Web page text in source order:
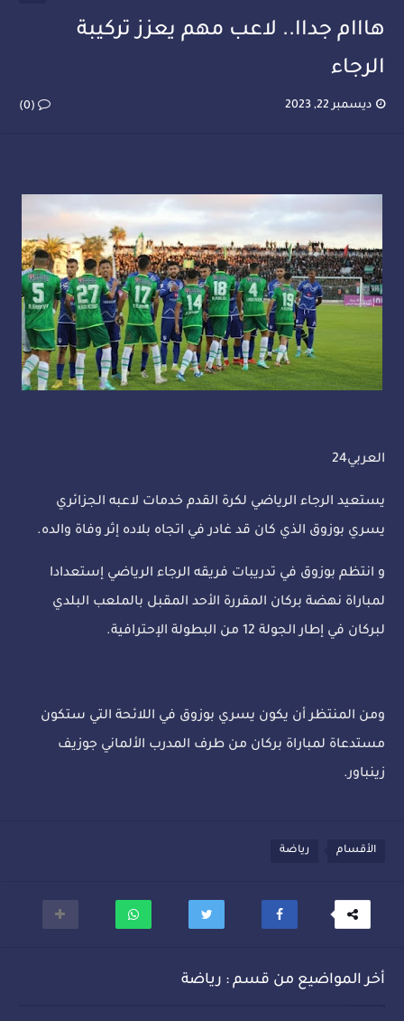
هااام جداا.. لاعب مهم يعزز تركيبة
الرجاء
ديسمبر 22, 2023 (0)
العربي24
يستعيد الرجاء الرياضي لكرة القدم خدمات لاعبه الجزائري
يسري بوزوق الذي كان قد غادر في اتجاه بلاده إثر وفاة والده.
و انتظم بوزوق في تدريبات فريقه الرجاء الرياضي إستعدادا
لمباراة نهضة بركان المقررة الأحد المقبل بالملعب البلدي
لبركان في إطار الجولة 12 من البطولة الإحترافية.
ومن المنتظر أن يكون يسري بوزوق في اللائحة التي ستكون
مستدعاة لمباراة بركان من طرف المدرب الألماني جوزيف
زينباور.
الأقسام رياضة
أخر المواضيع من قسم : رياضة